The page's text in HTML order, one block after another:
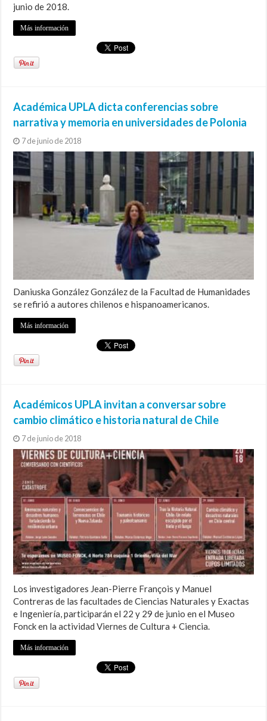
junio de 2018.
Más información
Académica UPLA dicta conferencias sobre
narrativa y memoria en universidades de Polonia
7 de junio de 2018
Daniuska González González de la Facultad de Humanidades
se refirió a autores chilenos e hispanoamericanos.
Más información
Académicos UPLA invitan a conversar sobre
cambio climático e historia natural de Chile
7 de junio de 2018
Los investigadores Jean-Pierre François y Manuel
Contreras de las facultades de Ciencias Naturales y Exactas
e Ingeniería, participarán el 22 y 29 de junio en el Museo
Fonck en la actividad Viernes de Cultura + Ciencia.
Más información